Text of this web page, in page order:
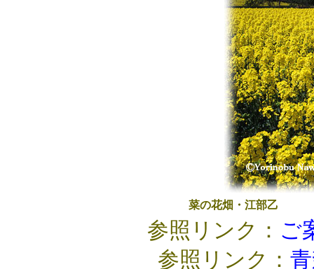
菜の花畑・江部乙
参照リンク： ご
参照リンク：